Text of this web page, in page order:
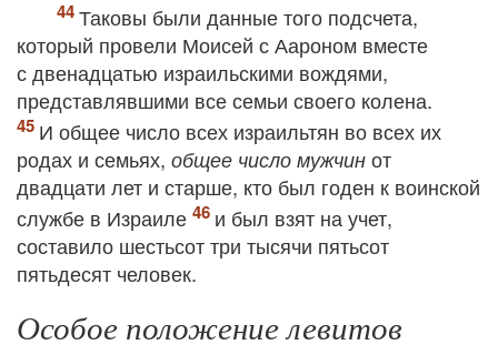
Таковы были данные того подсчета,
который провели Моисей с Аароном вместе
с двенадцатью израильскими вождями,
представлявшими все семьи своего колена.
И общее число всех израильтян во всех их
родах и семьях, общее число мужчин от
двадцати лет и старше, кто был годен к воинской
службе в Израиле
и был взят на учет,
составило шестьсот три тысячи пятьсот
пятьдесят человек.
Особое положение левитов